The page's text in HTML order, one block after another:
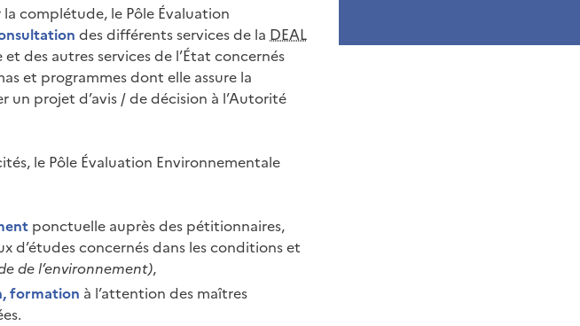
complétude, le Pôle Évaluation
des différents services de la DEAL
des autres services de l’État concernés
et programmes dont elle assure la
projet d’avis / de décision à l’Autorité
le Pôle Évaluation Environnementale
ponctuelle auprès des pétitionnaires,
d’études concernés dans les conditions et
de l’environnement),
formation à l’attention des maîtres